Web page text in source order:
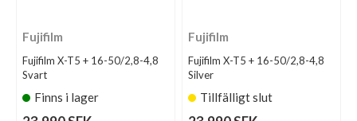
Fujifilm
Fujifilm X-T5 + 16-50/2,8-4,8
Svart
Finns i lager
Fujifilm
Fujifilm X-T5 + 16-50/2,8-4,8
Silver
Tillfälligt slut